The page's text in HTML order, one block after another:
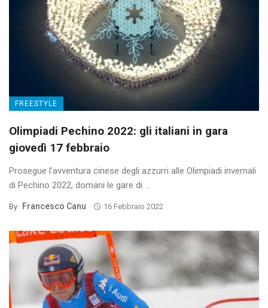
FREESTYLE
Olimpiadi Pechino 2022: gli italiani in gara
giovedì 17 febbraio
Prosegue l’avventura cinese degli azzurri alle Olimpiadi invernali
di Pechino 2022, domani le gare di ...
By Francesco Canu 16 Febbraio 2022